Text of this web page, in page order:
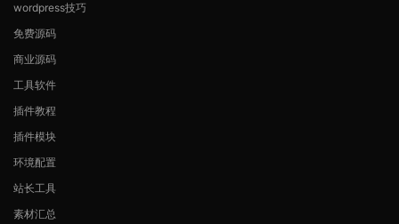
wordpress技巧
免费源码
商业源码
工具软件
插件教程
插件模块
环境配置
站长工具
素材汇总